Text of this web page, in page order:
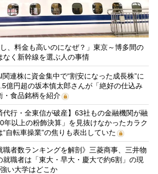
し、料金も高いのになぜ？」東京～博多間の
なく新幹線を選ぶ人の事情
連株に資金集中で“割安になった成長株”に
円超の坂本慎太郎さんが「絶好の仕込み
・食品銘柄を紹介
代行・全東信が破産】63社もの金融機関が融
年以上の粉飾決算」を見抜けなかったカラク
自転車操業”の焦りも表出していた
職者数ランキングを解剖》三菱商事、三井物
就職者は「東大・早大・慶大で約6割」の現
い大学はどこか